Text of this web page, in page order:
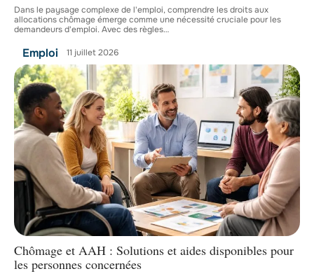
Dans le paysage complexe de l'emploi, comprendre les droits aux
allocations chômage émerge comme une nécessité cruciale pour les
demandeurs d'emploi. Avec des règles…
Emploi 11 juillet 2026
Chômage et AAH : Solutions et aides disponibles pour
les personnes concernées